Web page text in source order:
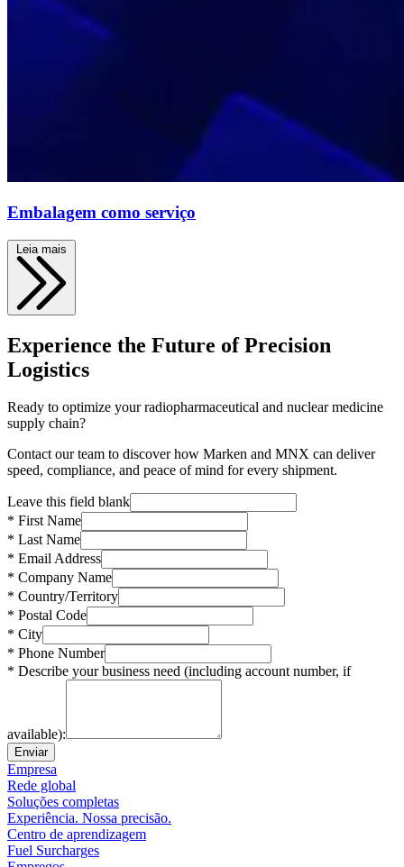
Embalagem como serviço
Leia mais
Experience the Future of Precision
Logistics
Ready to optimize your radiopharmaceutical and nuclear medicine
supply chain?
Contact our team to discover how Marken and MNX can deliver
speed, compliance, and peace of mind for every shipment.
Leave this field blank
* First Name
* Last Name
* Email Address
* Company Name
* Country/Territory
* Postal Code
* City
* Phone Number
* Describe your business need (including account number, if
available):
Enviar
Empresa
Rede global
Soluções completas
Experiência. Nossa precisão.
Centro de aprendizagem
Fuel Surcharges